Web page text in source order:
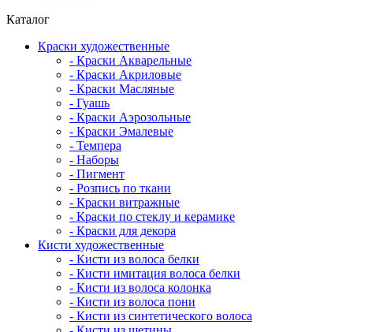
Каталог
Краски художественные
- Краски Акварельные
- Краски Акриловые
- Краски Масляные
- Гуашь
- Краски Аэрозольные
- Краски Эмалевые
- Темпера
- Наборы
- Пигмент
- Розпись по ткани
- Краски витражные
- Краски по стеклу и керамике
- Краски для декора
Кисти художественные
- Кисти из волоса белки
- Кисти имитация волоса белки
- Кисти из волоса колонка
- Кисти из волоса пони
- Кисти из синтетического волоса